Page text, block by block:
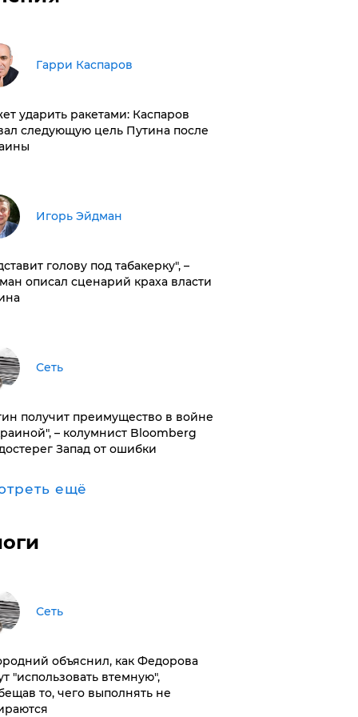
Гарри Каспаров
ударить ракетами: Каспаров
следующую цель Путина после
Игорь Эйдман
голову под табакерку", –
описал сценарий краха власти
Сеть
получит преимущество в войне
– колумнист Bloomberg
Запад от ошибки
ещё
Сеть
объяснил, как Федорова
"использовать втемную",
то, чего выполнять не